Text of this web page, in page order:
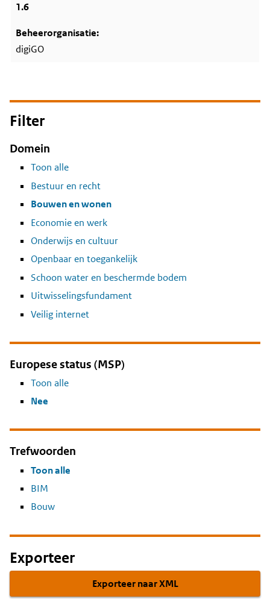
1.6
digiGO
Filter
Domein
Toon alle
Bestuur en recht
Bouwen en wonen
Economie en werk
Onderwijs en cultuur
Openbaar en toegankelijk
Schoon water en beschermde bodem
Uitwisselingsfundament
Veilig internet
Europese status (MSP)
Toon alle
Nee
Trefwoorden
Toon alle
BIM
Bouw
Exporteer
Exporteer naar XML